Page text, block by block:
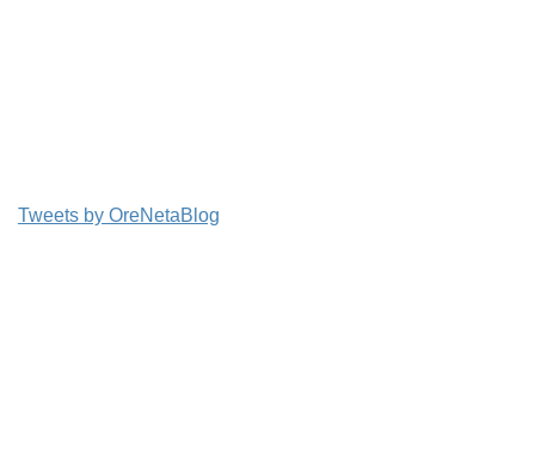
Tweets by OreNetaBlog